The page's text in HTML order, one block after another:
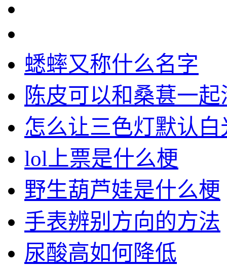
蟋蟀又称什么名字
陈皮可以和桑葚一起
怎么让三色灯默认白
lol上票是什么梗
野生葫芦娃是什么梗
手表辨别方向的方法
尿酸高如何降低